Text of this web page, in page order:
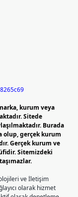
kurum veya
Sitede
Burada
olup, gerçek kurum
Gerçek kurum ve
Sitemizdeki
ve İletişim
olarak hizmet